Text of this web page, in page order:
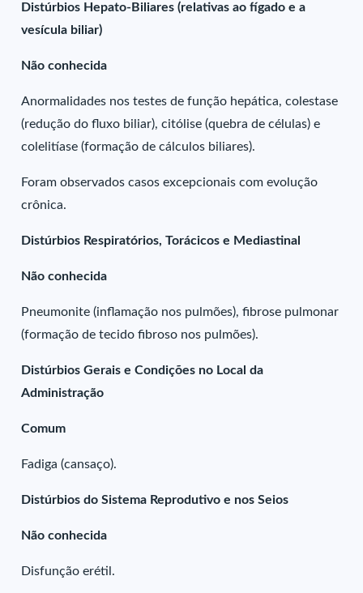
Distúrbios Hepato-Biliares (relativas ao fígado e a
vesícula biliar)
Não conhecida
Anormalidades nos testes de função hepática, colestase
(redução do fluxo biliar), citólise (quebra de células) e
colelitíase (formação de cálculos biliares).
Foram observados casos excepcionais com evolução
crônica.
Distúrbios Respiratórios, Torácicos e Mediastinal
Não conhecida
Pneumonite (inflamação nos pulmões), fibrose pulmonar
(formação de tecido fibroso nos pulmões).
Distúrbios Gerais e Condições no Local da
Administração
Comum
Fadiga (cansaço).
Distúrbios do Sistema Reprodutivo e nos Seios
Não conhecida
Disfunção erétil.